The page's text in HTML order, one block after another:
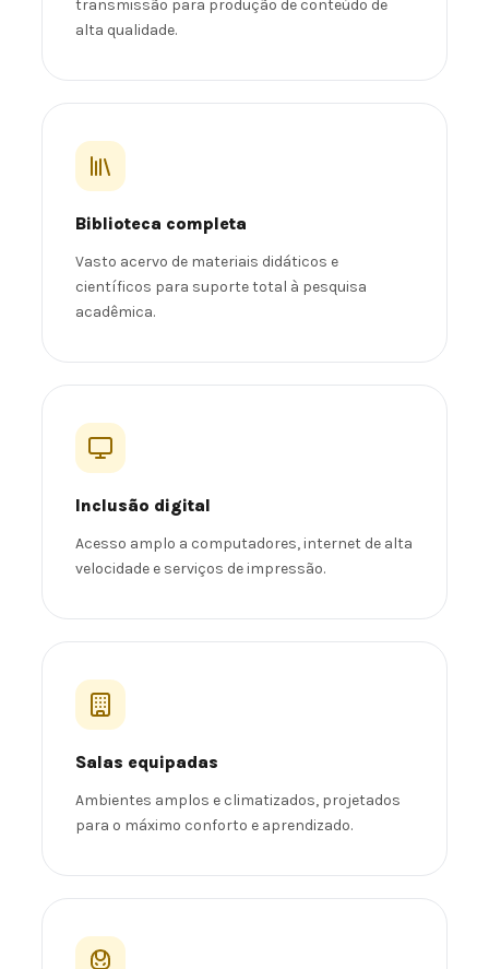
transmissão para produção de conteúdo de
alta qualidade.
Biblioteca completa
Vasto acervo de materiais didáticos e
científicos para suporte total à pesquisa
acadêmica.
Inclusão digital
Acesso amplo a computadores, internet de alta
velocidade e serviços de impressão.
Salas equipadas
Ambientes amplos e climatizados, projetados
para o máximo conforto e aprendizado.